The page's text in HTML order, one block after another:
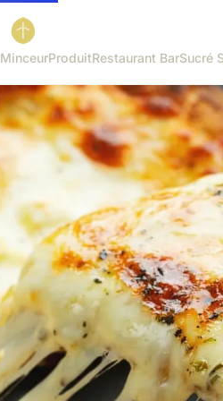
MinceurProduitRestaurant BarSucré